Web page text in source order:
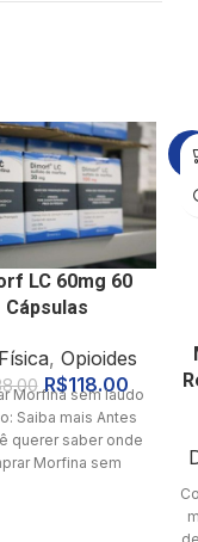
LC 60mg 60
Cápsulas
, Opioides
R$118.00
Morfina sem laudo
Saiba mais Antes
querer saber onde
Morfina sem
-